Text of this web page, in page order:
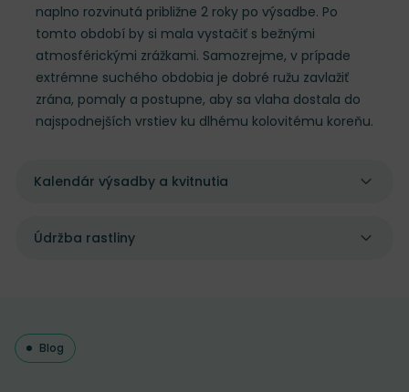
naplno rozvinutá približne 2 roky po výsadbe. Po
tomto období by si mala vystačiť s bežnými
atmosférickými zrážkami. Samozrejme, v prípade
extrémne suchého obdobia je dobré ružu zavlažiť
zrána, pomaly a postupne, aby sa vlaha dostala do
najspodnejších vrstiev ku dlhému kolovitému koreňu.
Kalendár výsadby a kvitnutia
Údržba rastliny
Blog